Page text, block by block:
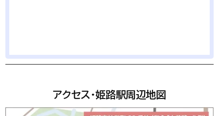
アクセス・姫路駅周辺地図